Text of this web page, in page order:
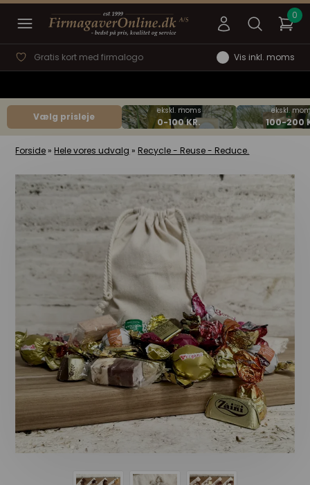
Gratis kort med firmalogo Vis inkl. moms
Vælg prisleje
Forside » Hele vores udvalg » Recycle - Reuse - Reduce.